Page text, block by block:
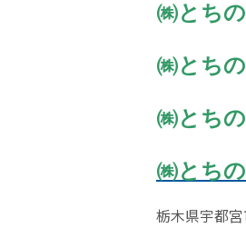
㈱とち
㈱とち
㈱とち
㈱とち
栃木県宇都